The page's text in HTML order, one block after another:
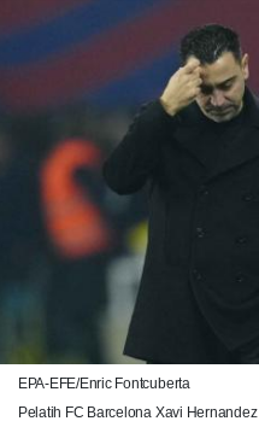
EPA-EFE/Enric Fontcuberta
Pelatih FC Barcelona Xavi Hernandez